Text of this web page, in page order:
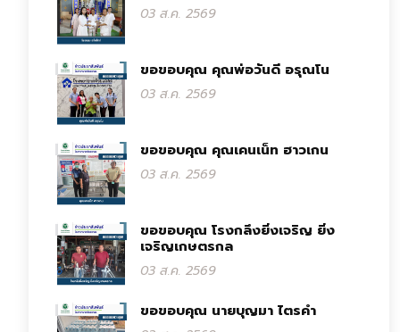
03 ส.ค. 2569
ขอขอบคุณ คุณพ่อวันดี อรุณโน
03 ส.ค. 2569
ขอขอบคุณ คุณเคนเน็ท ฮาวเกน
03 ส.ค. 2569
ขอขอบคุณ โรงกลึงยิ่งเจริญ ยิ่ง
เจริญเกษตรกล
03 ส.ค. 2569
ขอขอบคุณ นายบุญมา ไตรคำ